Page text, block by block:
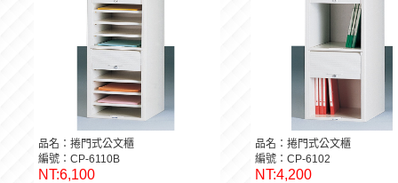
品名：捲門式公文櫃
編號：CP-6110B
NT:6,100
品名：捲門式公文櫃
編號：CP-6102
NT:4,200